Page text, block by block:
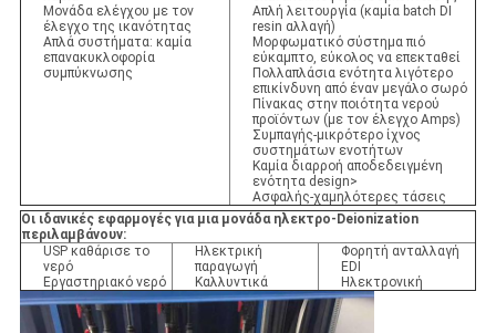
Μονάδα ελέγχου με τον
έλεγχο της ικανότητας
Απλά συστήματα: καμία
επανακυκλοφορία
συμπύκνωσης
Απλή λειτουργία (καμία batch DI
resin αλλαγή)
Μορφωματικό σύστημα πιό
εύκαμπτο, εύκολος να επεκταθεί
Πολλαπλάσια ενότητα λιγότερο
επικίνδυνη από έναν μεγάλο σωρό
Πίνακας στην ποιότητα νερού
προϊόντων (με τον έλεγχο Amps)
Συμπαγής-μικρότερο ίχνος
συστημάτων ενοτήτων
Καμία διαρροή αποδεδειγμένη
ενότητα design>
Ασφαλής-χαμηλότερες τάσεις
Οι ιδανικές εφαρμογές για μια μονάδα ηλεκτρο-Deionization
περιλαμβάνουν:
USP καθάρισε το
νερό
Εργαστηριακό νερό
Ηλεκτρική
παραγωγή
Καλλυντικά
Φορητή ανταλλαγή
EDI
Ηλεκτρονική